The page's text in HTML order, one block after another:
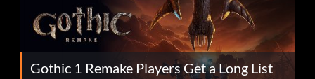
Gothic 1 Remake Players Get a Long List